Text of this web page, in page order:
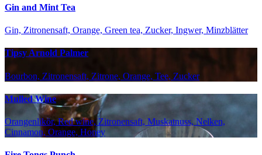
Gin and Mint Tea
Gin, Zitronensaft, Orange, Green tea, Zucker, Ingwer, Minzblätter
Tipsy Arnold Palmer
Bourbon, Zitronensaft, Zitrone, Orange, Tee, Zucker
Mulled Wine
Orangenlikör, Red wine, Zitronensaft, Muskatnuss, Nelken,
Cinnamon, Orange, Honey